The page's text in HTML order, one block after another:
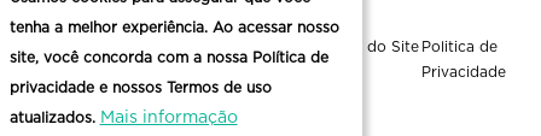
Mapa do Site Politica de
Privacidade
tenha a melhor experiência. Ao acessar nosso
site, você concorda com a nossa Política de
privacidade e nossos Termos de uso
atualizados. Mais informação